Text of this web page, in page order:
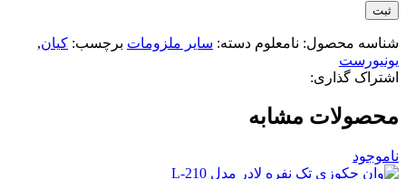
شناسه محصول: نامعلوم دسته: سایر ملزومات برچسب: کیان,
یونیورست
اشتراک گذاری:
محصولات مشابه
ناموجود